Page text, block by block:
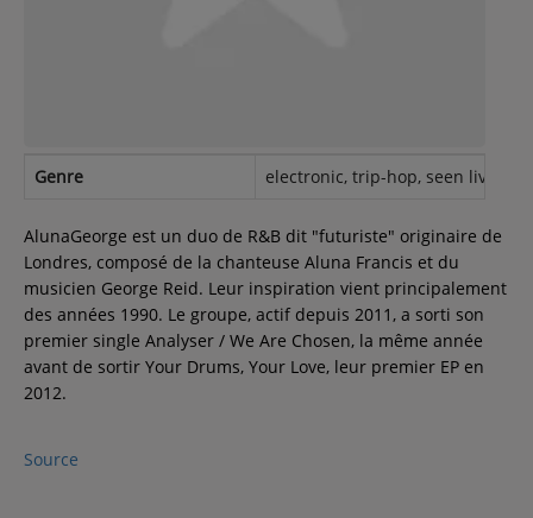
Recherche d'un titre
Genre electronic, trip-hop, seen live,
AlunaGeorge est un duo de R&B dit "futuriste" originaire de
Londres, composé de la chanteuse Aluna Francis et du
musicien George Reid. Leur inspiration vient principalement
des années 1990. Le groupe, actif depuis 2011, a sorti son
premier single Analyser / We Are Chosen, la même année
avant de sortir Your Drums, Your Love, leur premier EP en
2012.
Source